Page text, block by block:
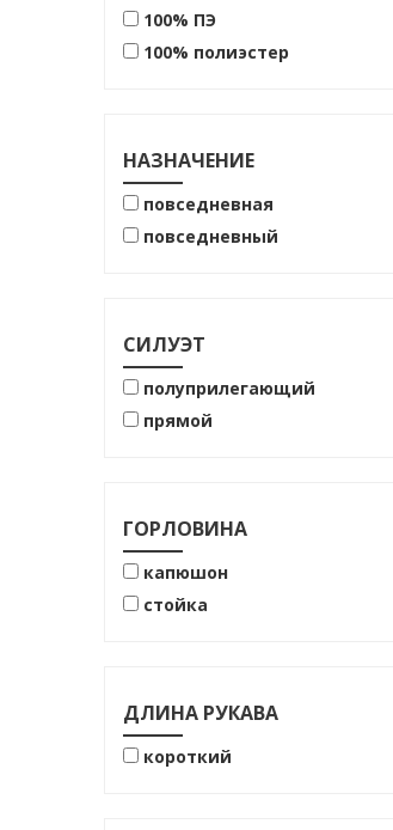
100% ПЭ
100% полиэстер
НАЗНАЧЕНИЕ
повседневная
повседневный
СИЛУЭТ
полуприлегающий
прямой
ГОРЛОВИНА
капюшон
стойка
ДЛИНА РУКАВА
короткий